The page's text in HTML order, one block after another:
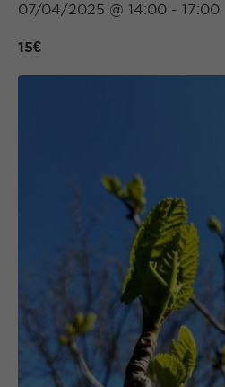
07/04/2025 @ 14:00 - 17:00
15€